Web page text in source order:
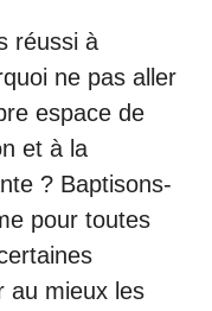
réussi à
ne pas aller
espace de
et à la
? Baptisons-
pour toutes
au mieux les